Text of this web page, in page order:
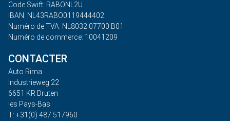
Code Swift: RABONL2U
IBAN: NL43RABO0119444402
Numéro de TVA: NL8032.07700.B01
Numéro de commerce: 10041209
CONTACTER
Auto Rima
Industrieweg 22
6651 KR Druten
les Pays-Bas
T: +31(0) 487 517960